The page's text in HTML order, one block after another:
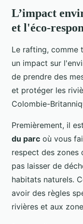
L’impact
et l'éco-
Le rafting, comme
un impact sur
de prendre des
et protéger les
Colombie-
Premièrement, il
du parc où vous
respect des zones
pas laisser de
habitats naturels.
avoir des règles
rivières et aux